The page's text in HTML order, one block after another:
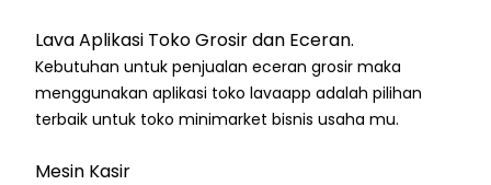
Lava Aplikasi Toko Grosir dan Eceran.
Kebutuhan untuk penjualan eceran grosir maka
menggunakan aplikasi toko lavaapp adalah pilihan
terbaik untuk toko minimarket bisnis usaha mu.
Mesin Kasir